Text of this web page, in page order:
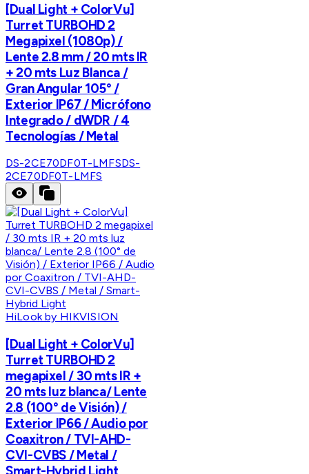
[Dual Light + ColorVu]
Turret TURBOHD 2
Megapixel (1080p) /
Lente 2.8 mm / 20 mts IR
+ 20 mts Luz Blanca /
Gran Angular 105° /
Exterior IP67 / Micrófono
Integrado / dWDR / 4
Tecnologías / Metal
DS-2CE70DF0T-LMFSDS-
2CE70DF0T-LMFS
HiLook by HIKVISION
[Dual Light + ColorVu]
Turret TURBOHD 2
megapixel / 30 mts IR +
20 mts luz blanca/ Lente
2.8 (100° de Visión) /
Exterior IP66 / Audio por
Coaxitron / TVI-AHD-
CVI-CVBS / Metal /